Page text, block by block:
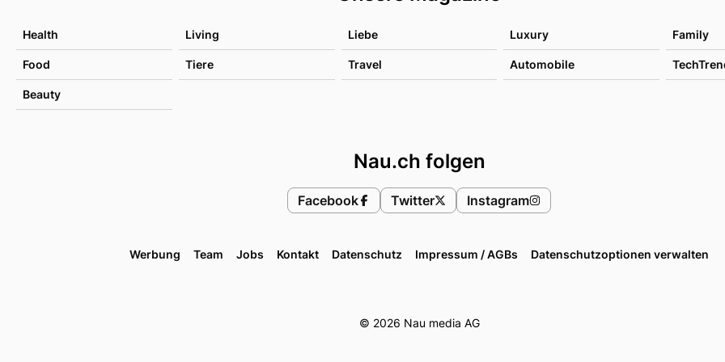
Health Living Liebe Luxury Family
Food Tiere Travel Automobile
Beauty
Nau.ch folgen
Facebook Twitter Instagram
Werbung Team Jobs Kontakt Datenschutz Impressum / AGBs Datenschutzoptionen verwalten
© 2026 Nau media AG